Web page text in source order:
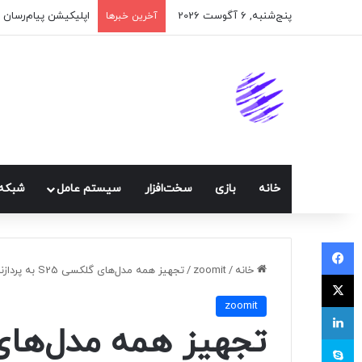
پنج‌شنبه, 6 آگوست 2026 آخرین خبرها اپلیکیشن
خانه بازی سخت‌افزار سيستم عامل
خانه /
zoomit
/تجهیز همه مدل‌های گلکسی S25 به پردازنده اسنپدراگون تأیید شد؟
zoomit
فیسبوک